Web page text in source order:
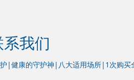
我们
|健康的守护神|八大适用场所|1次购买